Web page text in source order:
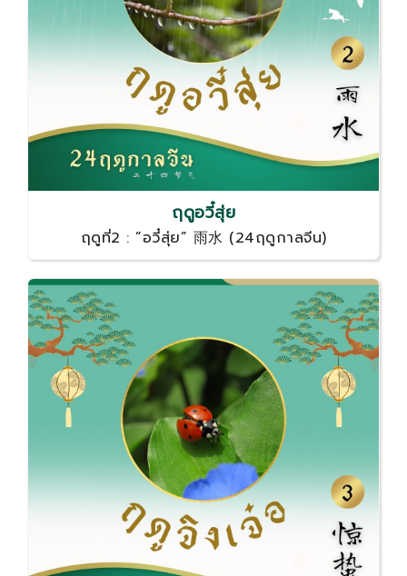
ฤดูอวี๋สุ่ย
ฤดูที่2 : ”อวี๋สุ่ย” 雨水 (24ฤดูกาลจีน)